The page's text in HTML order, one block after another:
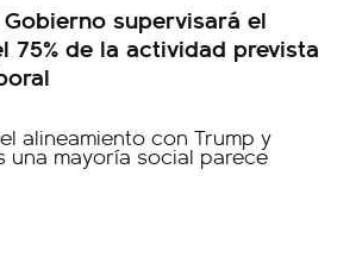
supervisará el
75% de la actividad prevista